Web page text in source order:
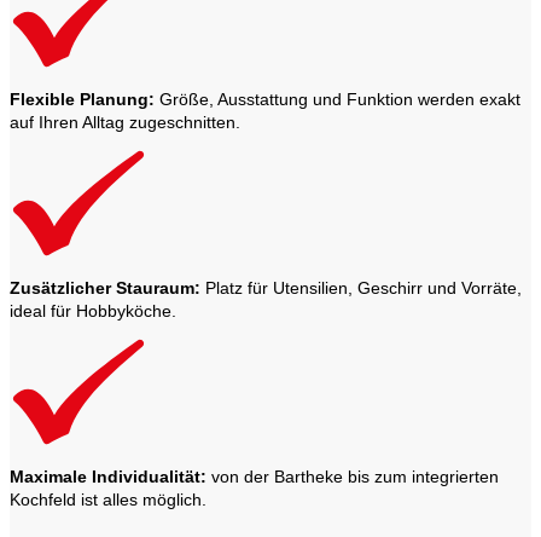
Flexible Planung: Größe, Ausstattung und Funktion werden exakt
auf Ihren Alltag zugeschnitten.
Zusätzlicher Stauraum: Platz für Utensilien, Geschirr und Vorräte,
ideal für Hobbyköche.
Maximale Individualität: von der Bartheke bis zum integrierten
Kochfeld ist alles möglich.